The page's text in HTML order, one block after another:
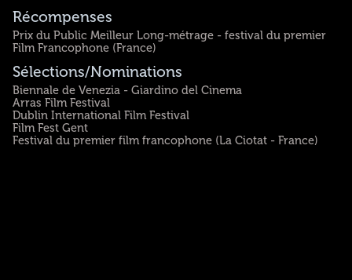
Récompenses
Prix du Public Meilleur Long-métrage - festival du premier
Film Francophone (France)
Sélections/Nominations
Biennale de Venezia - Giardino del Cinema
Arras Film Festival
Dublin International Film Festival
Film Fest Gent
Festival du premier film francophone (La Ciotat - France)